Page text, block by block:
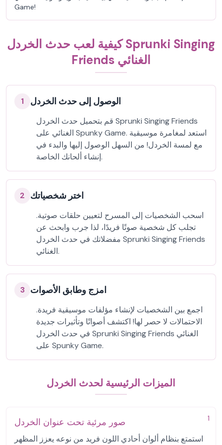
Game!
كيفية لعب حدث الخردل Sprunki Singing
Friends الغنائي
1 الوصول إلى حدث الخردل
قم بتحميل حدث الخردل Sprunki Singing Friends
الغنائي على Spunky Game. استعد لمغامرة موسيقية
مع لمسة الخردل! من السهل الوصول إليها والبدء في
إنشاء ألحانك الخاصة.
2 اختر شخصياتك
اسحب الشخصيات إلى المسرح لتعيين حلقات صوتية.
تجلب كل شخصية صوتًا فريدًا، لذا جرب وابحث عن
مفضلاتك في حدث الخردل Sprunki Singing Friends
الغنائي.
3 امزج وطابق الأصوات
اجمع بين الشخصيات لإنشاء مؤلفات موسيقية فريدة.
الاحتمالات لا حصر لها! اكتشف أصواتًا وتأثيرات جديدة
في حدث الخردل Sprunki Singing Friends الغنائي
على Spunky Game.
الميزات الرئيسية لحدث الخردل
1 صور مرئية تحت عنوان الخردل
استمتع بنظام ألوان أحادي اللون فريد من نوعه يعزز المظهر